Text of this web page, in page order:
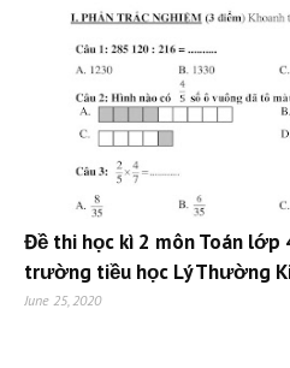
Đề thi học kì 2 môn Toán lớp
trường tiều học Lý Thường
June 25, 2020